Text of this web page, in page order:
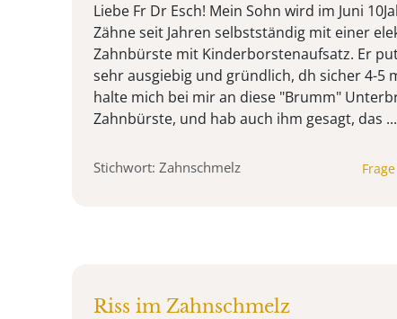
Liebe Fr Dr Esch! Mein Sohn wird im Juni
Zähne seit Jahren selbstständig mit einer
Zahnbürste mit Kinderborstenaufsatz. Er
sehr ausgiebig und gründlich, dh sicher 4-5
halte mich bei mir an diese "Brumm"
Zahnbürste, und hab auch ihm gesagt, das ...
Stichwort: Zahnschmelz
Riss im Zahnschmelz